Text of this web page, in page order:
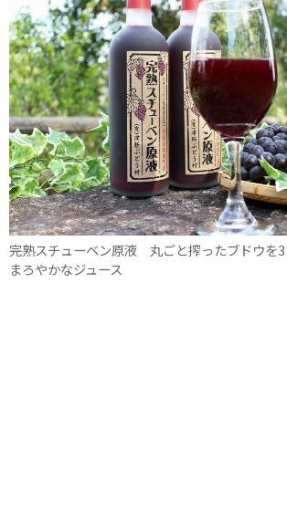
完熟スチューベン原液 丸ごと搾ったブドウを
まろやかなジュース